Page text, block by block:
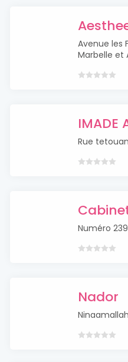
Avenue les
Marbelle et
IMADE
Rue
Numéro
Nador